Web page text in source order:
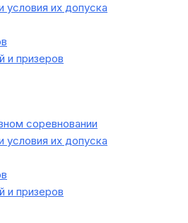
условия их допуска
и призеров
соревновании
условия их допуска
и призеров